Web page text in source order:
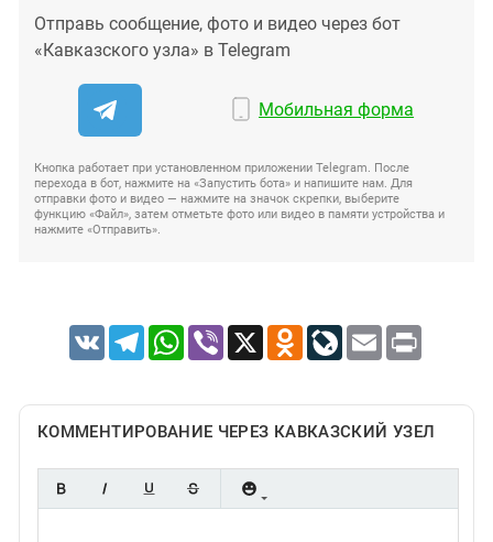
Отправь сообщение, фото и видео через бот
«Кавказского узла» в Telegram
Мобильная форма
Кнопка работает при установленном приложении Telegram. После
перехода в бот, нажмите на «Запустить бота» и напишите нам. Для
отправки фото и видео — нажмите на значок скрепки, выберите
функцию «Файл», затем отметьте фото или видео в памяти устройства и
нажмите «Отправить».
VK TelegramWhatsApp
Viber X Odnoklassniki
LiveJournal
Email Print
КОММЕНТИРОВАНИЕ ЧЕРЕЗ КАВКАЗСКИЙ УЗЕЛ